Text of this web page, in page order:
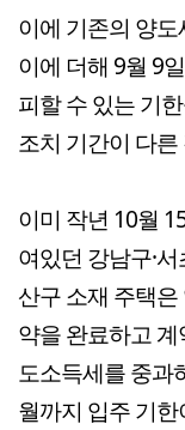
이에 기존의 양
이에 더해 9월 9
피할 수 있는 기
조치 기간이 다
이미 작년 10월
여있던 강남구·
산구 소재 주택
약을 완료하고
도소득세를 중과
월까지 입주 기